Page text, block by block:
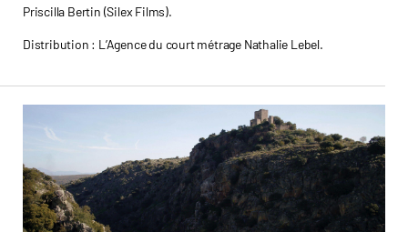
Priscilla Bertin (Silex Films).
Distribution : L’Agence du court métrage Nathalie Lebel.